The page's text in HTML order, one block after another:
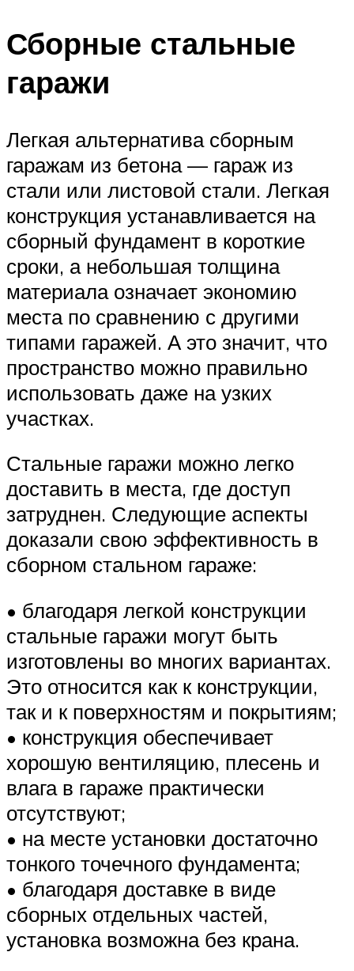
Сборные стальные
гаражи
Легкая альтернатива сборным
гаражам из бетона — гараж из
стали или листовой стали. Легкая
конструкция устанавливается на
сборный фундамент в короткие
сроки, а небольшая толщина
материала означает экономию
места по сравнению с другими
типами гаражей. А это значит, что
пространство можно правильно
использовать даже на узких
участках.
Стальные гаражи можно легко
доставить в места, где доступ
затруднен. Следующие аспекты
доказали свою эффективность в
сборном стальном гараже:
• благодаря легкой конструкции
стальные гаражи могут быть
изготовлены во многих вариантах.
Это относится как к конструкции,
так и к поверхностям и покрытиям;
• конструкция обеспечивает
хорошую вентиляцию, плесень и
влага в гараже практически
отсутствуют;
• на месте установки достаточно
тонкого точечного фундамента;
• благодаря доставке в виде
сборных отдельных частей,
установка возможна без крана.